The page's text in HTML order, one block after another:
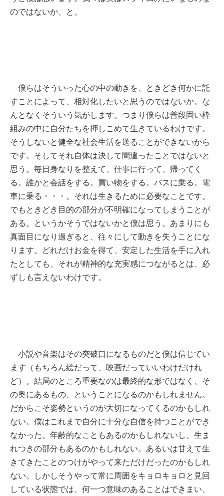
のではないか、と。
僕らはそういった心の中の動きを、ときどき何かに託
すことによって、相対化したいと思うのではないか。な
んとなくそういう気がします。つまり僕らは普段固い枠
組みの中に自分たちを押しこめて生きているわけです。
そうしないと健全な社会生活を送ることができないから
です。そしてそれ自体は決して間違ったことではないと
思う。毎日身なりを整えて、仕事に行って、帰ってく
る。誰かと会話をする。買い物をする。バスに乗る。電
車に乗る・・・。それは生きるために必要なことです。
でもときどき目的の部分が不明確になってしまうことが
ある。というかそうではないかと僕は思う。あまりにも
真面目になり過ぎると、往々にして動きを失うことにな
ります。どれだけお金を得て、安定した生活を手に入れ
たとしても、それが精神的な充実感につながるとは、必
ずしも言えないわけです。
小説や音楽はその突破口になるものだと僕は信じてい
ます（もちろん絵だって、映画だっていいわけだけれ
ど）。結局のところ重要なのは最終的な形ではなく、そ
の奥にあるもの、ということになるのかもしれません。
だからこそ姿勢というのが大切になってくるのかもしれ
ない。僕はこれまで自分に十分な自信を持つことができ
なかった。年齢的なこともあるのかもしれないし、生ま
れつきの部分もあるのかもしれない。あるいは甘えて生
きてきたことのつけがやって来ただけだったのかもしれ
ない。しかしそうやって常に周囲をキョロキョロと見回
している状態では、何一つ意味のあることはできまい、